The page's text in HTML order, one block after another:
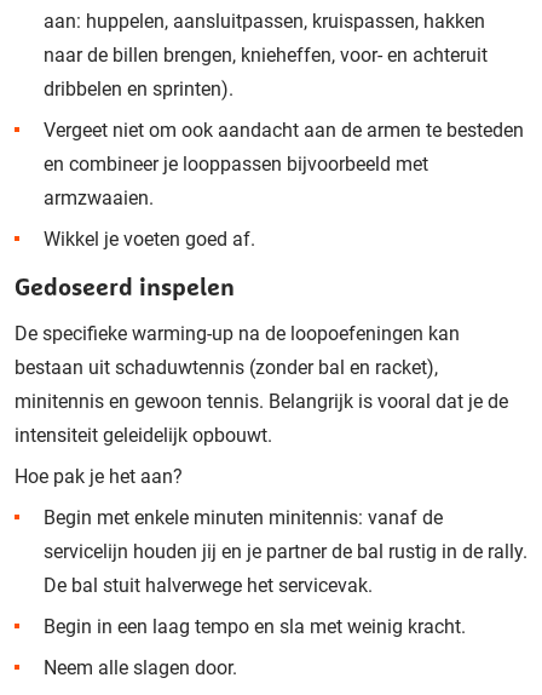
aan: huppelen, aansluitpassen, kruispassen, hakken
naar de billen brengen, knieheffen, voor- en achteruit
dribbelen en sprinten).
Vergeet niet om ook aandacht aan de armen te besteden
en combineer je looppassen bijvoorbeeld met
armzwaaien.
Wikkel je voeten goed af.
Gedoseerd inspelen
De specifieke warming-up na de loopoefeningen kan
bestaan uit schaduwtennis (zonder bal en racket),
minitennis en gewoon tennis. Belangrijk is vooral dat je de
intensiteit geleidelijk opbouwt.
Hoe pak je het aan?
Begin met enkele minuten minitennis: vanaf de
servicelijn houden jij en je partner de bal rustig in de rally.
De bal stuit halverwege het servicevak.
Begin in een laag tempo en sla met weinig kracht.
Neem alle slagen door.